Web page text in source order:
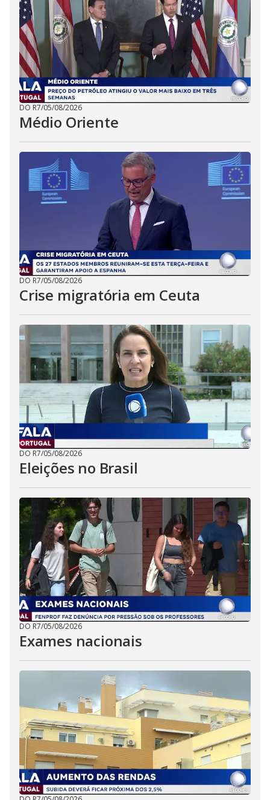
DO R7/05/08/2026
Médio Oriente
DO R7/05/08/2026
Crise migratória em Ceuta
DO R7/05/08/2026
Eleições no Brasil
DO R7/05/08/2026
Exames nacionais